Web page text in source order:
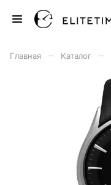
Главная Каталог